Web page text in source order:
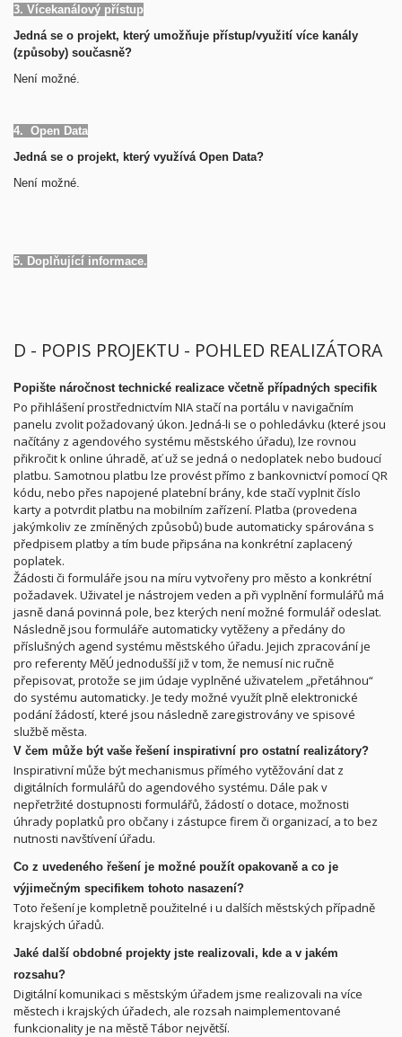
3. Vícekanálový přístup
Jedná se o projekt, který umožňuje přístup/využití více kanály
(způsoby) současně?
Není možné.
4. Open Data
Jedná se o projekt, který využívá Open Data?
Není možné.
5. Doplňující informace.
D - POPIS PROJEKTU - POHLED REALIZÁTORA
Popište náročnost technické realizace včetně případných specifik
Po přihlášení prostřednictvím NIA stačí na portálu v navigačním
panelu zvolit požadovaný úkon. Jedná-li se o pohledávku (které jsou
načítány z agendového systému městského úřadu), lze rovnou
přikročit k online úhradě, ať už se jedná o nedoplatek nebo budoucí
platbu. Samotnou platbu lze provést přímo z bankovnictví pomocí QR
kódu, nebo přes napojené platební brány, kde stačí vyplnit číslo
karty a potvrdit platbu na mobilním zařízení. Platba (provedena
jakýmkoliv ze zmíněných způsobů) bude automaticky spárována s
předpisem platby a tím bude připsána na konkrétní zaplacený
poplatek.
Žádosti či formuláře jsou na míru vytvořeny pro město a konkrétní
požadavek. Uživatel je nástrojem veden a při vyplnění formulářů má
jasně daná povinná pole, bez kterých není možné formulář odeslat.
Následně jsou formuláře automaticky vytěženy a předány do
příslušných agend systému městského úřadu. Jejich zpracování je
pro referenty MěÚ jednodušší již v tom, že nemusí nic ručně
přepisovat, protože se jim údaje vyplněné uživatelem „přetáhnou“
do systému automaticky. Je tedy možné využít plně elektronické
podání žádostí, které jsou následně zaregistrovány ve spisové
službě města.
V čem může být vaše řešení inspirativní pro ostatní realizátory?
Inspirativní může být mechanismus přímého vytěžování dat z
digitálních formulářů do agendového systému. Dále pak v
nepřetržité dostupnosti formulářů, žádostí o dotace, možnosti
úhrady poplatků pro občany i zástupce firem či organizací, a to bez
nutnosti navštívení úřadu.
Co z uvedeného řešení je možné použít opakovaně a co je
výjimečným specifikem tohoto nasazení?
Toto řešení je kompletně použitelné i u dalších městských případně
krajských úřadů.
Jaké další obdobné projekty jste realizovali, kde a v jakém
rozsahu?
Digitální komunikaci s městským úřadem jsme realizovali na více
městech i krajských úřadech, ale rozsah naimplementované
funkcionality je na městě Tábor největší.